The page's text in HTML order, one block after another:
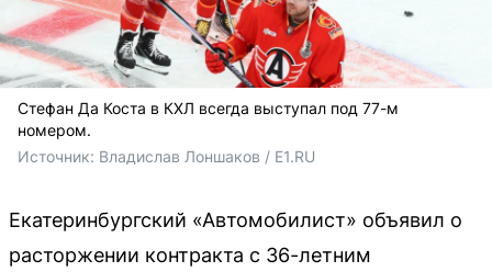
Стефан Да Коста в КХЛ всегда выступал под 77-м
номером.
Источник: Владислав Лоншаков / E1.RU
Екатеринбургский «Автомобилист» объявил о
расторжении контракта с 36-летним